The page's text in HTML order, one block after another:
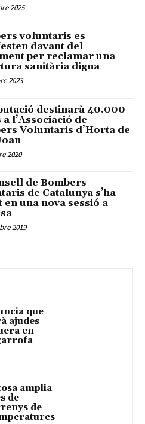
2025
voluntaris es
davant del
per reclamar una
sanitària digna
2023
destinarà 40.000
l’Associació de
Voluntaris d’Horta de
2020
de Bombers
de Catalunya s’ha
en una nova sessió a
2019
que
ajudes
en
amplia
de
de